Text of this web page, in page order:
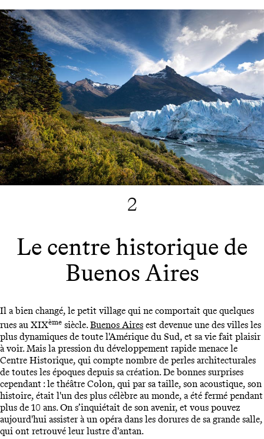
2
Le centre historique de
Buenos Aires
Il a bien changé, le petit village qui ne comportait que quelques
rues au XIXème siècle.Buenos Aires est devenue une des villes les
plus dynamiques de toute l'Amérique du Sud, et sa vie fait plaisir
à voir. Mais la pression du développement rapide menace le
Centre Historique, qui compte nombre de perles architecturales
de toutes les époques depuis sa création. De bonnes surprises
cependant : le théâtre Colon, qui par sa taille, son acoustique, son
histoire, était l'un des plus célèbre au monde, a été fermé pendant
plus de 10 ans. On s’inquiétait de son avenir, et vous pouvez
aujourd'hui assister à un opéra dans les dorures de sa grande salle,
qui ont retrouvé leur lustre d'antan.